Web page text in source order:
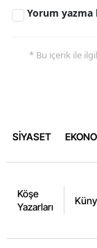
Yorum yazma
* Bu içerik ile
SİYASET
Köşe
Yazarları